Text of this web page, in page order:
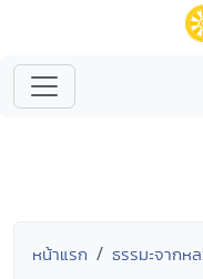
หน้าแรก ธรรมะจากห